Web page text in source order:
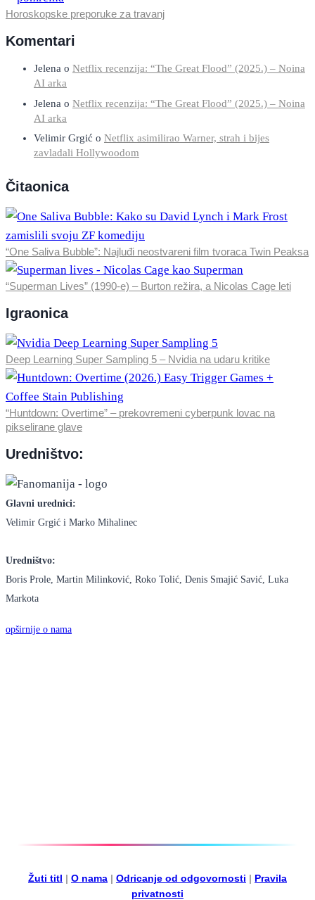
Horoskopske preporuke za travanj
Komentari
Jelena o Netflix recenzija: “The Great Flood” (2025.) – Noina
AI arka
Jelena o Netflix recenzija: “The Great Flood” (2025.) – Noina
AI arka
Velimir Grgić o Netflix asimilirao Warner, strah i bijes
zavladali Hollywoodom
Čitaonica
“One Saliva Bubble”: Najluđi neostvareni film tvoraca Twin Peaksa
“Superman Lives” (1990-e) – Burton režira, a Nicolas Cage leti
Igraonica
Deep Learning Super Sampling 5 – Nvidia na udaru kritike
“Huntdown: Overtime” – prekovremeni cyberpunk lovac na
pikselirane glave
Uredništvo:
Glavni urednici:
Velimir Grgić i Marko Mihalinec
Uredništvo:
Boris Prole, Martin Milinković, Roko Tolić, Denis Smajić Savić, Luka
Markota
opširnije o nama
Žuti titl | O nama | Odricanje od odgovornosti | Pravila
privatnosti